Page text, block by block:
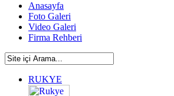
Anasayfa
Foto Galeri
Video Galeri
Firma Rehberi
RUKYE